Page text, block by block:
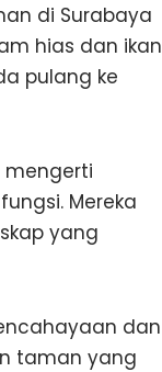
di Surabaya
hias dan ikan
pulang ke
mengerti
Mereka
yang
dan
taman yang